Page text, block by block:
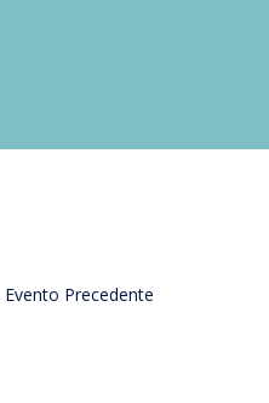
Evento Precedente